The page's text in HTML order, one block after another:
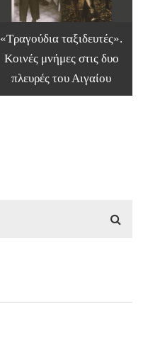
«Τραγούδια ταξιδευτές».
Κοινές μνήμες στις δυο
πλευρές του Αιγαίου